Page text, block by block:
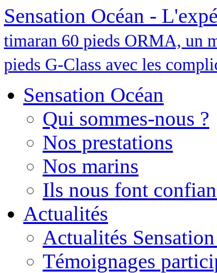
Sensation Océan -
timaran 60 pieds ORMA, un
pieds G-Class avec les
Sensation Océan
Qui sommes-nous ?
Nos prestations
Nos marins
Ils nous font
Actualités
Actualités
Témoignages